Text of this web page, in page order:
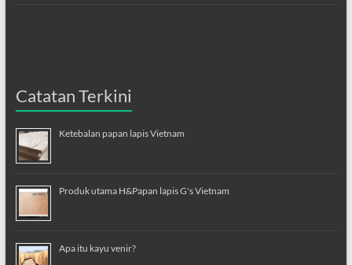
Catatan Terkini
Ketebalan papan lapis Vietnam
Produk utama H&Papan lapis G's Vietnam
Apa itu kayu venir?